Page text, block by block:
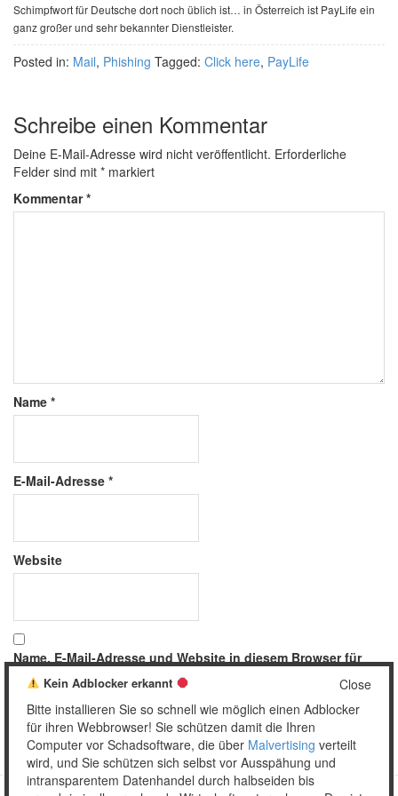
Schimpfwort für Deutsche dort noch üblich ist… in Österreich ist PayLife ein
ganz großer und sehr bekannter Dienstleister.
Posted in: Mail, Phishing Tagged: Click here, PayLife
Schreibe einen Kommentar
Deine E-Mail-Adresse wird nicht veröffentlicht. Erforderliche
Felder sind mit * markiert
Kommentar*
Name *
E-Mail-Adresse *
Website
Name, E-Mail-Adresse und Website in diesem Browser für
meinen nächsten Kommentar speichern.
Close
Kein Adblocker erkannt
Bitte installieren Sie so schnell wie möglich einen Adblocker
für ihren Webbrowser! Sie schützen damit die Ihren
Computer vor Schadsoftware, die über Malvertising verteilt
wird, und Sie schützen sich selbst vor Ausspähung und
intransparentem Datenhandel durch halbseiden bis